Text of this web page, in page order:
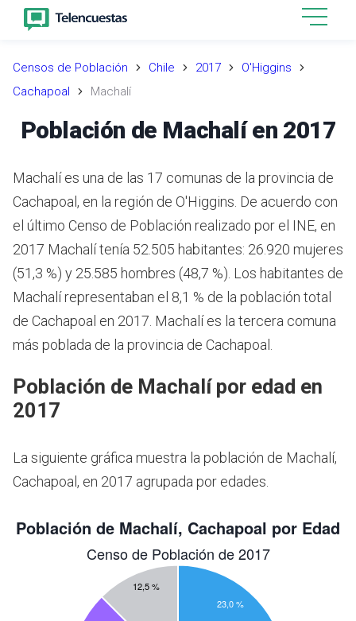
Censos de Población Chile 2017
O'Higgins
Cachapoal
Machalí
Población de Machalí en 2017
Machalí es una de las 17 comunas de la provincia de
Cachapoal, en la región de O'Higgins. De acuerdo con
el último Censo de Población realizado por el INE, en
2017 Machalí tenía 52.505 habitantes: 26.920 mujeres
(51,3 %) y 25.585 hombres (48,7 %). Los habitantes de
Machalí representaban el 8,1 % de la población total
de Cachapoal en 2017. Machalí es la tercera comuna
más poblada de la provincia de Cachapoal.
Población de Machalí por edad en
2017
La siguiente gráfica muestra la población de Machalí,
Cachapoal, en 2017 agrupada por edades.